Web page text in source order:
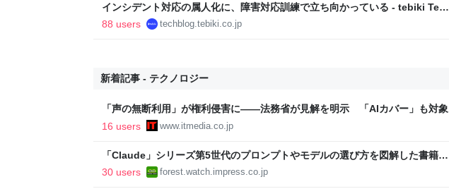
インシデント対応の属人化に、障害対応訓練で立ち向かっている - tebiki Tech
Blog
88 users techblog.tebiki.co.jp
新着記事 - テクノロジー
「声の無断利用」が権利侵害に――法務省が見解を明示 「AIカバー」も対象
16 users
www.itmedia.co.jp
「Claude」シリーズ第5世代のプロンプトやモデルの選び方を図解した書籍が
無償公開／Anthropicの公式ドキュメント2本を日本語で図解した『Claude 5
30 users forest.watch.impress.co.jp